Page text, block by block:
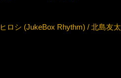
ロシ (JukeBox Rhythm) / 北島友太